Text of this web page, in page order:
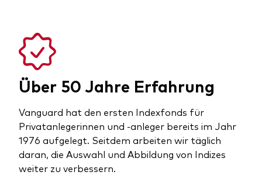
Über 50 Jahre Erfahrung
Vanguard hat den ersten Indexfonds für
Privatanlegerinnen und -anleger bereits im Jahr
1976 aufgelegt. Seitdem arbeiten wir täglich
daran, die Auswahl und Abbildung von Indizes
weiter zu verbessern.